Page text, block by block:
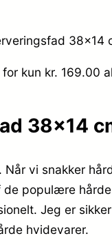
for kun kr. 169.00
38×14
vi snakker
populære
Jeg er
hvidevarer.